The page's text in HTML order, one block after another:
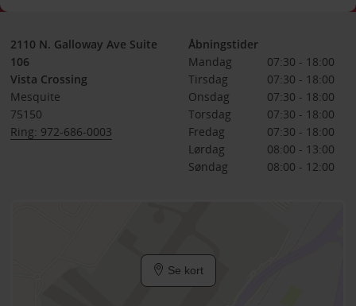
2110 N. Galloway Ave Suite
106
Vista Crossing
Mesquite
75150
Ring: 972-686-0003
Åbningstider
Mandag
07:30 - 18:00
Tirsdag
07:30 - 18:00
Onsdag
07:30 - 18:00
Torsdag
07:30 - 18:00
Fredag
07:30 - 18:00
Lørdag
08:00 - 13:00
Søndag
08:00 - 12:00
Se kort